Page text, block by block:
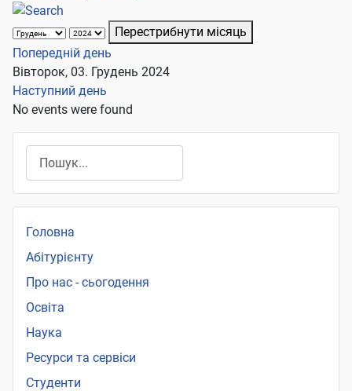
Перестрибнути місяць
Попередній день
Вівторок, 03. Грудень 2024
Наступний день
No events were found
Головна
Абітурієнту
Про нас - сьогодення
Освіта
Наука
Ресурси та сервіси
Студенти